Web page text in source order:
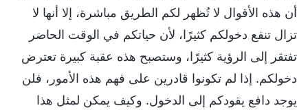
أن هذه الأقوال لا تُظهر لكم الطريق مباشرة، إلا أنها لا
تزال تنفع دخولكم كثيرًا، لأن حياتكم في الوقت الحاضر
تفتقر إلى الرؤية كثيرًا، وستصبح هذه عقبة كبيرة تعترض
دخولكم. إذا لم تكونوا قادرين على فهم هذه الأمور، فلن
يوجد دافع يقودكم إلى الدخول. وكيف يمكن لمثل هذا